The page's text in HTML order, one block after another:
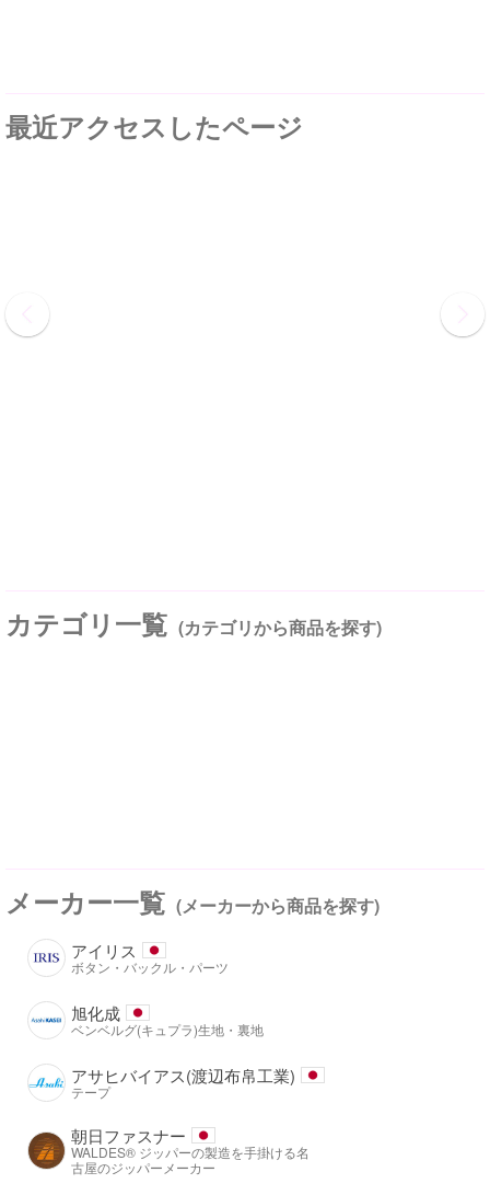
最近アクセスしたページ
カテゴリ一覧 (カテゴリから商品を探す)
メーカー一覧 (メーカーから商品を探す)
アイリス
ボタン・バックル・パーツ
旭化成
ベンベルグ(キュプラ)生地・裏地
アサヒバイアス(渡辺布帛工業)
テープ
朝日ファスナー
WALDES® ジッパーの製造を手掛ける名
古屋のジッパーメーカー